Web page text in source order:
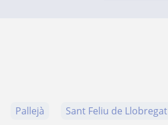
Pallejà
Sant Feliu de Llobregat